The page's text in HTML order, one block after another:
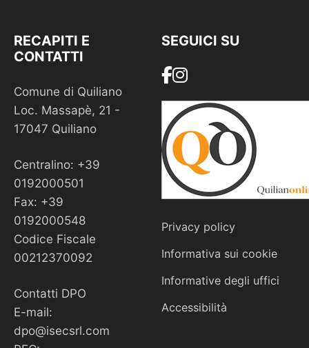
RECAPITI E
CONTATTI
Comune di Quiliano
Loc. Massapè, 21 -
17047 Quiliano
Centralino: +39
0192000501
Fax: +39
0192000548
Codice Fiscale
00212370092
Contatti DPO
E-mail:
dpo@isecsrl.com
SEGUICI SU
Privacy policy
Informativa sui cookie
Informative degli uffici
Accessibilità